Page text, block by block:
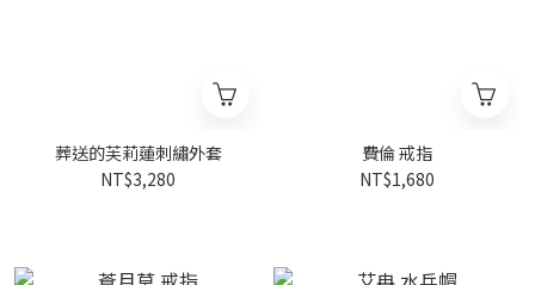
葬送的芙莉蓮刺繡外套
NT$3,280
費倫 戒指
NT$1,680